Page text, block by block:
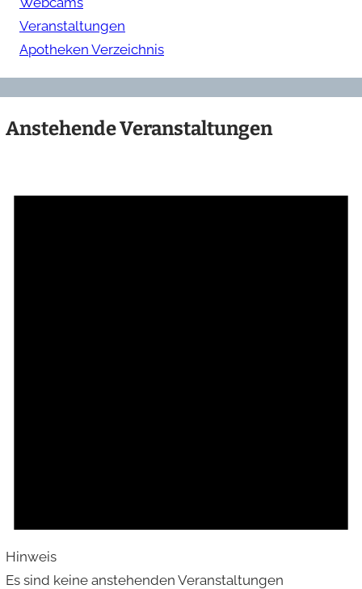
Veranstaltungen
Apotheken Verzeichnis
Anstehende Veranstaltungen
Hinweis
Es sind keine anstehenden Veranstaltungen